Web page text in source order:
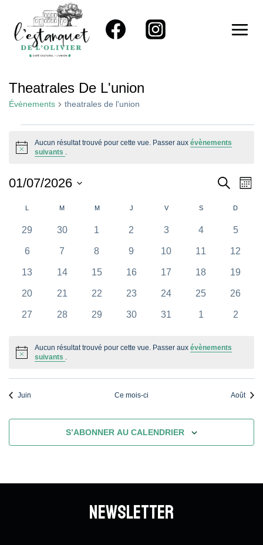
contenu
Theatrales De L'union
Évènements theatrales de l'union
Évènements
Notice
Aucun résultat trouvé pour cette vue. Passer auxévènements
suivants .
De
Vues
MOIS
01/07/2026
date.
Calendrier
De
Évènements
L M MMERCREDI
J VVENDREDISSAMEDI D
0
29
0
30
0
1
0
2
0
3
0
4
0
5
0
6
0
7
0
8
0
9
0
10
0
11
0
12
0
13
0
14
0
15
0
16
0
17
0
18
0
19
0
20
0
21
0
22
0
23
0
24
0
25
0
26
0
27
0
28
0
29
0
30
0
31
0
1
0
2
Notice
Aucun résultat trouvé pour cette vue. Passer auxévènements
suivants .
Juin Ce mois-ci Août
S’ABONNER AU CALENDRIER
Newsletter